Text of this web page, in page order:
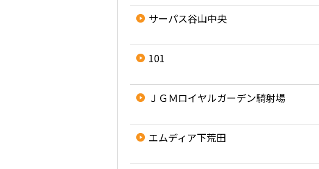
サーパス谷山中央
101
ＪＧＭロイヤルガーデン騎射場
エムディア下荒田